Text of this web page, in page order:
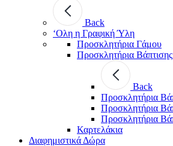
Back
‘Ολη η Γραφική Ύλη
Προσκλητήρια Γάμου
Προσκλητήρια Βάπτισης
Back
Προσκλητήρια
Προσκλητήρια
Προσκλητήρια
Καρτελάκια
Διαφημιστικά Δώρα